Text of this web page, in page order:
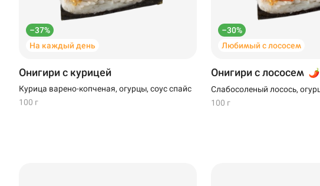
–37%
На каждый день
Онигири с курицей
Курица варено-копченая, огурцы, соус спайс
100 г
–30%
Любимый с лососем
Онигири с лососем
Слабосоленый лосось,
100 г